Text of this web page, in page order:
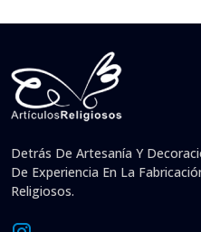
Detrás De Artesanía Y
De Experiencia En La
Religiosos.